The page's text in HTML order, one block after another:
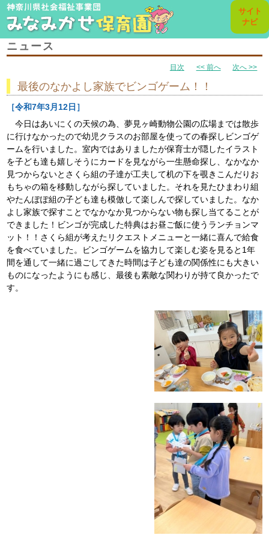
サイト
ナビ
ニュース
目次 << 前へ 次へ >>
最後のなかよし家族でビンゴゲーム！！
［令和7年3月12日］
今日はあいにくの天候の為、夢見ヶ崎動物公園の広場までは散歩
に行けなかったので幼児クラスのお部屋を使っての春探しビンゴゲ
ームを行いました。室内ではありましたが保育士が隠したイラスト
を子ども達も嬉しそうにカードを見ながら一生懸命探し、なかなか
見つからないとさくら組の子達が工夫して机の下を覗きこんだりお
もちゃの箱を移動しながら探していました。それを見たひまわり組
やたんぽぽ組の子ども達も模倣して楽しんで探していました。なか
よし家族で探すことでなかなか見つからない物も探し当てることが
できました！ビンゴが完成した特典はお昼ご飯に使うランチョンマ
ット！！さくら組が考えたリクエストメニューと一緒に喜んで給食
を食べていました。ビンゴゲームを協力して楽しむ姿を見ると1年
間を通して一緒に過ごしてきた時間は子ども達の関係性にも大きい
ものになったようにも感じ、最後も素敵な関わりが持て良かったで
す。